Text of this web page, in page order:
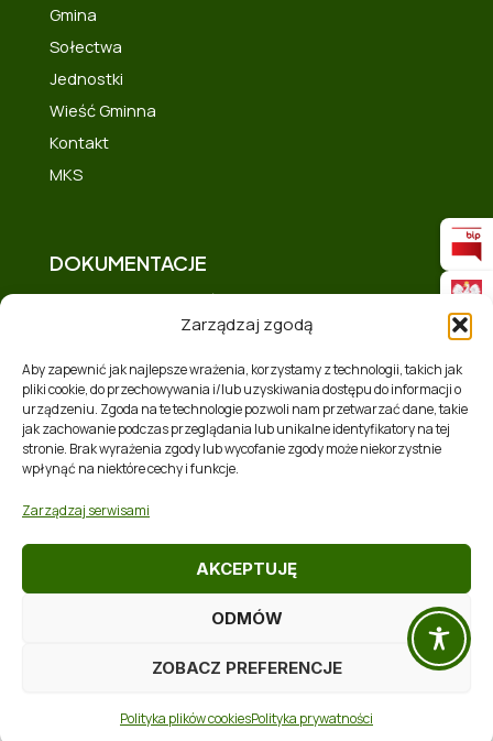
Zarządzaj zgodą
Aby zapewnić jak najlepsze wrażenia, korzystamy z technologii, takich jak
pliki cookie, do przechowywania i/lub uzyskiwania dostępu do informacji o
urządzeniu. Zgoda na te technologie pozwoli nam przetwarzać dane, takie
jak zachowanie podczas przeglądania lub unikalne identyfikatory na tej
stronie. Brak wyrażenia zgody lub wycofanie zgody może niekorzystnie
wpłynąć na niektóre cechy i funkcje.
Zarządzaj serwisami
AKCEPTUJĘ
ODMÓW
ZOBACZ PREFERENCJE
Polityka plików cookiesPolityka prywatności
Gmina
Sołectwa
Jednostki
Wieść Gminna
Kontakt
MKS
DOKUMENTACJE
Deklaracja dostępności
Polityka prywatności
Mapa strony
Polityka plików cookies (EU)
Zakres tematyczny
RSS
Realizacja:Softres Sp. z o. o.
Prawa autorskie © 2026 Gmina Chmielnik